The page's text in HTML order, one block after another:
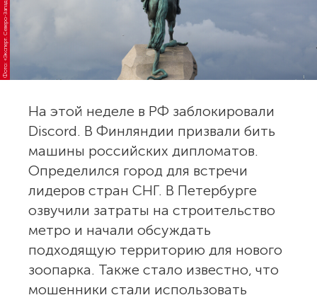
Фото: «Эксперт. Северо-Запад»
На этой неделе в РФ заблокировали
Discord. В Финляндии призвали бить
машины российских дипломатов.
Определился город для встречи
лидеров стран СНГ. В Петербурге
озвучили затраты на строительство
метро и начали обсуждать
подходящую территорию для нового
зоопарка. Также стало известно, что
мошенники стали использовать